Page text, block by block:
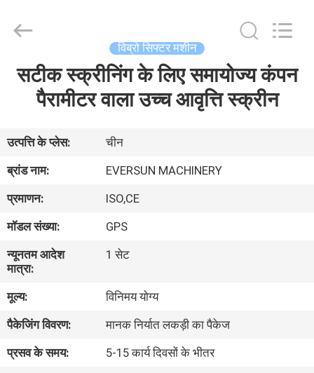
घर
वीआर
दिखाएँ
हमारे
बारे
कारखाना
भ्रमण
विब्रो सिफ्टर मशीन
सटीक स्क्रीनिंग के लिए समायोज्य कंपन
पैरामीटर वाला उच्च आवृत्ति स्क्रीन
उत्पत्ति के प्लेस:
चीन
ब्रांड नाम:
EVERSUN MACHINERY
प्रमाणन:
ISO,CE
मॉडल संख्या:
GPS
न्यूनतम आदेश
मात्रा:
1 सेट
मूल्य:
विनिमय योग्य
पैकेजिंग विवरण:
मानक निर्यात लकड़ी का पैकेज
प्रसव के समय:
5-15 कार्य दिवसों के भीतर